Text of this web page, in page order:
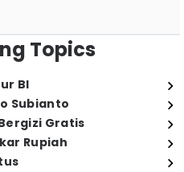
Topics
BI
Subianto
Gratis
Rupiah